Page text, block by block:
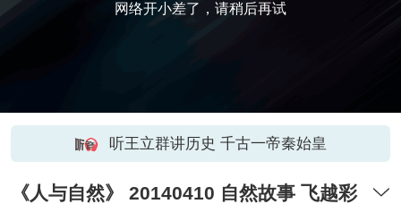
网络开小差了，请稍后再试
听王立群讲历史 千古一帝秦始皇
《人与自然》 20140410 自然故事 飞越彩